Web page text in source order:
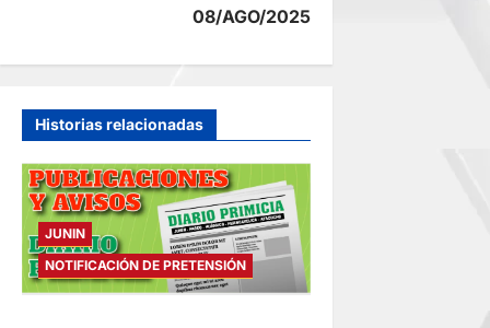
g
a
c
ó
08/AGO/2025
Historias relacionadas
JUNIN
NOTIFICACIÓN DE PRETENSIÓN